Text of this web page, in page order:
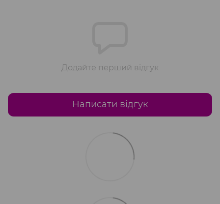
Додайте перший відгук
Написати відгук